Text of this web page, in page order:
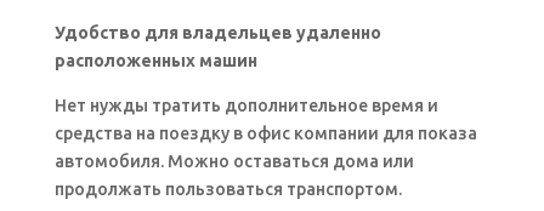
Удобство для владельцев удаленно
расположенных машин
Нет нужды тратить дополнительное время и
средства на поездку в офис компании для показа
автомобиля. Можно оставаться дома или
продолжать пользоваться транспортом.